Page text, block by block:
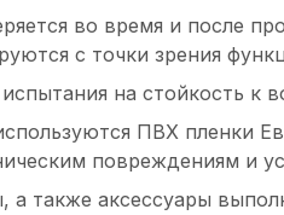
во время и после
с точки зрения
на стойкость к
ПВХ пленки
повреждениям и
а также аксессуары